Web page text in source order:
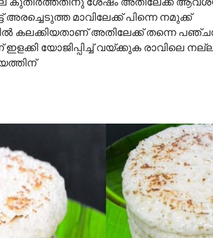
അരച്ചെടുത്ത മാവിലേക്ക് പിന്നെ നമുക്ക്
കലക്കിയതാണ് അതിലേക്ക് തന്നെ
യോജിപ്പിച്ച് വയ്ക്കുക രാവിലെ